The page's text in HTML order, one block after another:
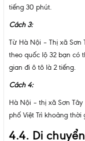
tiếng 30 phút.
Cách 3:
Từ Hà Nội – Thị xã Sơn
theo quốc lộ 32 bạn có
gian đi ô tô là 2 tiếng.
Cách 4:
Hà Nội – thị xã Sơn
phố Việt Trì khoảng
4.4. Di